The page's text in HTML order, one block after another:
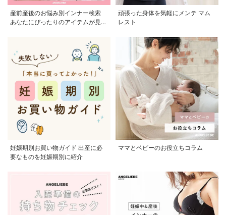
産前産後のお悩み別インナー検索
あなたにぴったりのアイテムが見つ
頑張った身体を気軽にメンテ マム
レスト
妊娠期別お買い物ガイド 出産に必
要なものを妊娠期別に紹介
ママとベビーのお役立ちコラム